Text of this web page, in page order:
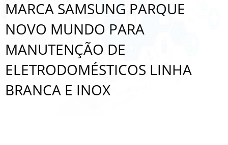
MARCA SAMSUNG PARQUE
NOVO MUNDO PARA
MANUTENÇÃO DE
ELETRODOMÉSTICOS LINHA
BRANCA E INOX